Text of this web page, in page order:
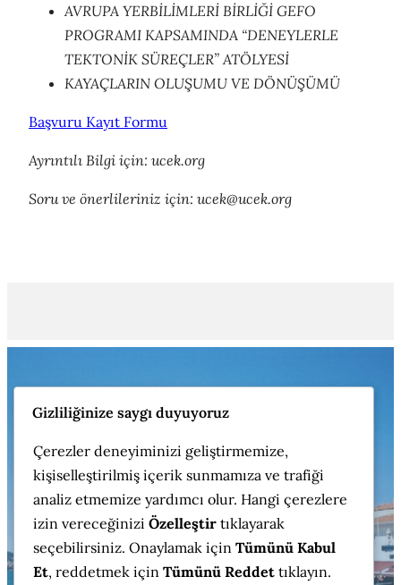
AVRUPA YERBİLİMLERİ BİRLİĞİ GEFO
PROGRAMI KAPSAMINDA “DENEYLERLE
TEKTONİK SÜREÇLER” ATÖLYESİ
KAYAÇLARIN OLUŞUMU VE DÖNÜŞÜMÜ
Başvuru Kayıt Formu
Ayrıntılı Bilgi için: ucek.org
Soru ve önerlileriniz için: ucek@ucek.org
VII.INTERNATIONAL CONGRESS ON
VII. ULUSLARARASI COĞRAFYA EĞİTİMİ
KONGRESİ (UCEK-7)
“ Güçlü Coğrafya Eğitimi Güçlü Gelecek
Gizliliğinize saygı duyuyoruz
Çerezler deneyiminizi geliştirmemize,
kişiselleştirilmiş içerik sunmamıza ve trafiği
analiz etmemize yardımcı olur. Hangi çerezlere
izin vereceğinizi Özelleştir tıklayarak
seçebilirsiniz. Onaylamak için Tümünü Kabul
Et, reddetmek için Tümünü Reddet tıklayın.